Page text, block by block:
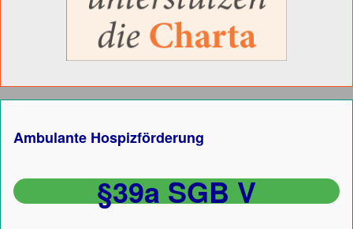
Ambulante Hospizförderung
§39a SGB V